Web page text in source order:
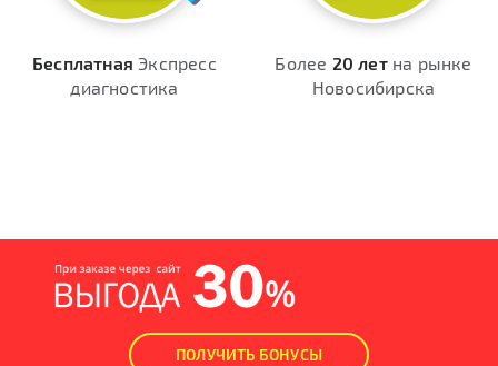
Бесплатная Экспресс
диагностика
Более 20 летна рынке
Новосибирска
ПОЛУЧИТЬ БОНУСЫ